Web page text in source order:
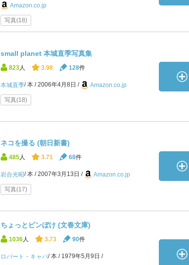
Amazon.co.jp
写真(18)
small planet 本城直季写真集
823 人 3.98 128件
本城直季 本 2006年4月8日 Amazon.co.jp
写真(18)
ネコを撮る (朝日新書)
485 人 3.71 68件
岩合光昭 本 2007年3月13日 Amazon.co.jp
写真(17)
ちょっとピンぼけ (文春文庫)
1036 人 3.73 90件
ロバート・キャパ 本 1979年5月9日